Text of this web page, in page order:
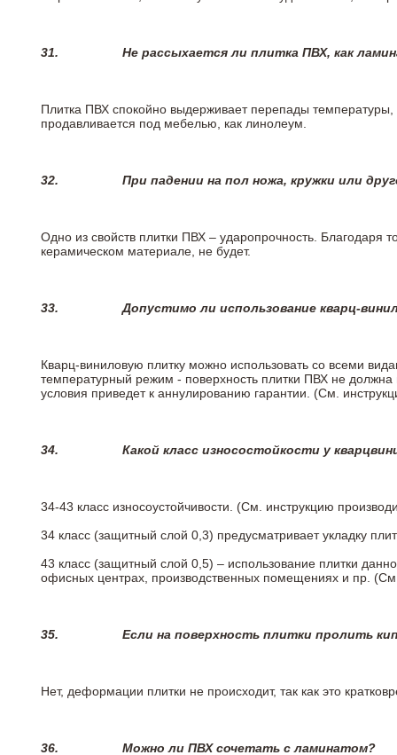
31. Не рассыхается ли плитка ПВХ, как
Плитка ПВХ спокойно выдерживает перепады температуры,
продавливается под мебелью, как линолеум.
32. При падении на пол ножа, кружки или
Одно из свойств плитки ПВХ – ударопрочность. Благодаря
керамическом материале, не будет.
33.Допустимо ли использование кварц-
Кварц-виниловую плитку можно использовать со всеми
температурный режим - поверхность плитки ПВХ не
условия приведет к аннулированию гарантии. (См.
34. Какой класс износостойкости у
34-43 класс износоустойчивости. (См. инструкцию
34 класс (защитный слой 0,3) предусматривает укладку
43 класс (защитный слой 0,5) – использование плитки
офисных центрах, производственных помещениях и пр.
35. Если на поверхность плитки пролить
Нет, деформации плитки не происходит, так как это
36. Можно ли ПВХ сочетать с ламинатом?